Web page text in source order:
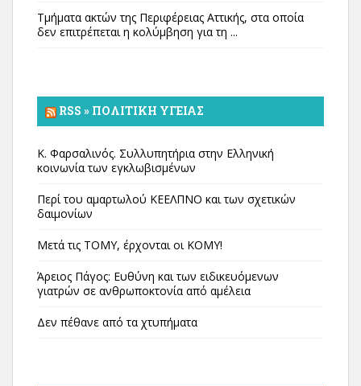
Τμήματα ακτών της Περιφέρειας Αττικής, στα οποία
δεν επιτρέπεται η κολύμβηση για τη ...
RSS » ΠΟΛΙΤΙΚΉ ΥΓΕΊΑΣ
Κ. Φαρσαλινός. Συλλυπητήρια στην Ελληνική
κοινωνία των εγκλωβισμένων
Περί του αμαρτωλού ΚΕΕΛΠΝΟ και των σχετικών
δαιμονίων
Μετά τις ΤΟΜΥ, έρχονται οι ΚΟΜΥ!
Άρειος Πάγος: Ευθύνη και των ειδικευόμενων
γιατρών σε ανθρωποκτονία από αμέλεια
Δεν πέθανε από τα χτυπήματα